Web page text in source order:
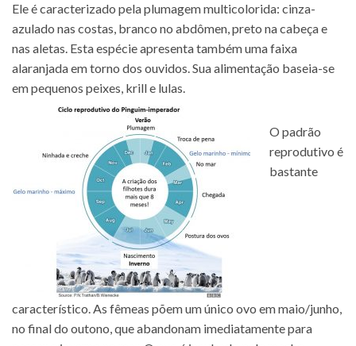
Ele é caracterizado pela plumagem multicolorida: cinza-
azulado nas costas, branco no abdômen, preto na cabeça e
nas aletas. Esta espécie apresenta também uma faixa
alaranjada em torno dos ouvidos. Sua alimentação baseia-se
em pequenos peixes, krill e lulas.
O padrão
reprodutivo é
bastante
característico. As fêmeas põem um único ovo em maio/junho,
no final do outono, que abandonam imediatamente para